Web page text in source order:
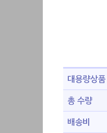
대용량상품
총 수량
배송비